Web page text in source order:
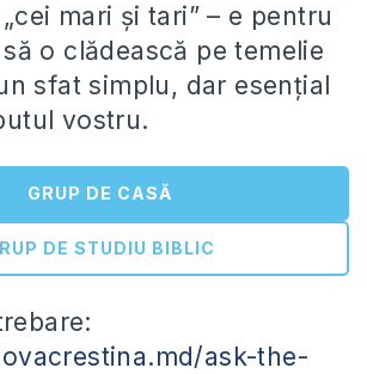
mari și tari” – e pentru
o clădească pe temelie
sfat simplu, dar esențial
vostru.
GRUP DE CASĂ
DE STUDIU BIBLIC
ask-the-